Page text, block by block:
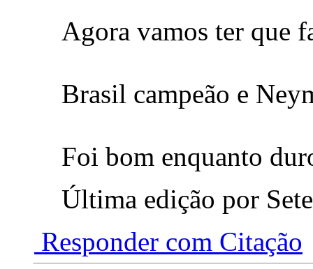
Agora vamos ter que
Brasil campeão e
Foi bom enquanto
Última edição por
Responder com Citação